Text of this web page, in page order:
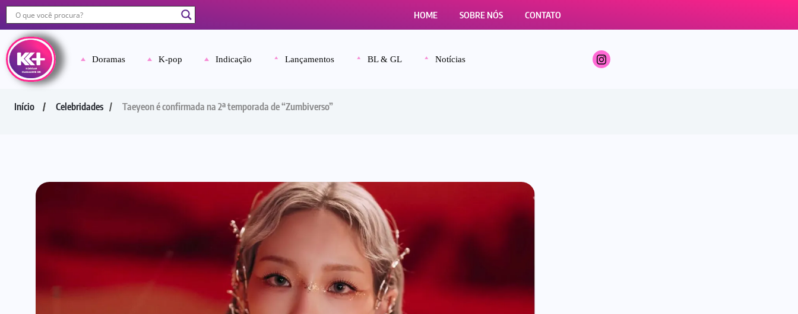
HOME SOBRE NÓS CONTATO
Doramas K-pop Indicação Lançamentos BL & GL Notícias
Início Celebridades Taeyeon é confirmada na 2ª temporada de “Zumbiverso”